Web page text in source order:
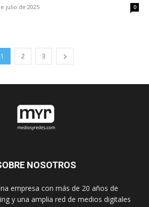
julio de 2025 0
1 2 3
NOSOTROS
empresa con más de 20 años de
y una amplia red de medios digitales